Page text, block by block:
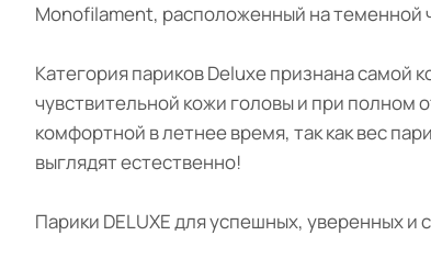
Monofilament, расположенный на теменной
Категория париков Deluxe признана самой
чувствительной кожи головы и при полном
комфортной в летнее время, так как вес
выглядят естественно!
Парики DELUXE для успешных, уверенных